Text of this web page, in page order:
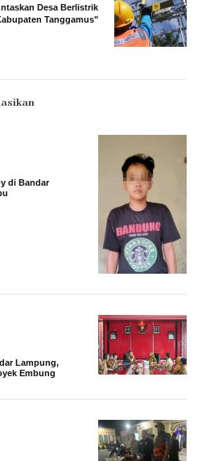
Desa Berlistrik
Tanggamus"
di Bandar
Lampung,
Embung